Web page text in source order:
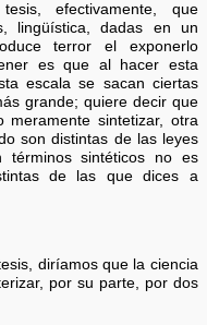
efectivamente, que
lingüística, dadas en un
terror el exponerlo
es que al hacer esta
escala se sacan ciertas
grande; quiere decir que
meramente sintetizar, otra
son distintas de las leyes
sintéticos no es
de las que dices a
diríamos que la ciencia
por su parte, por dos